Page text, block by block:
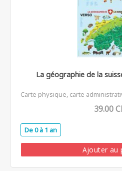
La géographie de la
Carte physique, carte
39.00
De 0 à 1 an
Ajouter au